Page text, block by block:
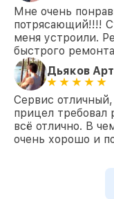
Мне очень
потрясающий!!!!
меня устроили.
быстрого
Дьяков
Сервис
прицел требовал
всё отлично. В
очень хорошо и